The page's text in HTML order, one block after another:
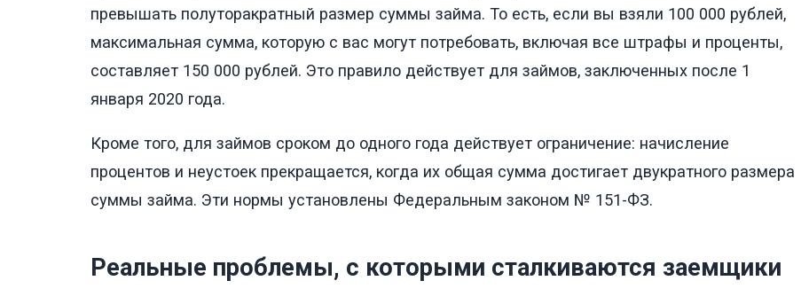
превышать полуторакратный размер суммы займа. То есть, если вы взяли 100 000 рублей,
максимальная сумма, которую с вас могут потребовать, включая все штрафы и проценты,
составляет 150 000 рублей. Это правило действует для займов, заключенных после 1
января 2020 года.
Кроме того, для займов сроком до одного года действует ограничение: начисление
процентов и неустоек прекращается, когда их общая сумма достигает двукратного размера
суммы займа. Эти нормы установлены Федеральным законом № 151-ФЗ.
Реальные проблемы, с которыми сталкиваются заемщики